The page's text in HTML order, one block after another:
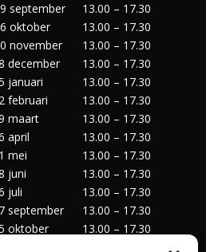
september
13.00 – 17.30
oktober
13.00 – 17.30
november
13.00 – 17.30
december
13.00 – 17.30
januari
13.00 – 17.30
februari
13.00 – 17.30
maart
13.00 – 17.30
april
13.00 – 17.30
mei
13.00 – 17.30
juni
13.00 – 17.30
juli
13.00 – 17.30
september
13.00 – 17.30
oktober
13.00 – 17.30